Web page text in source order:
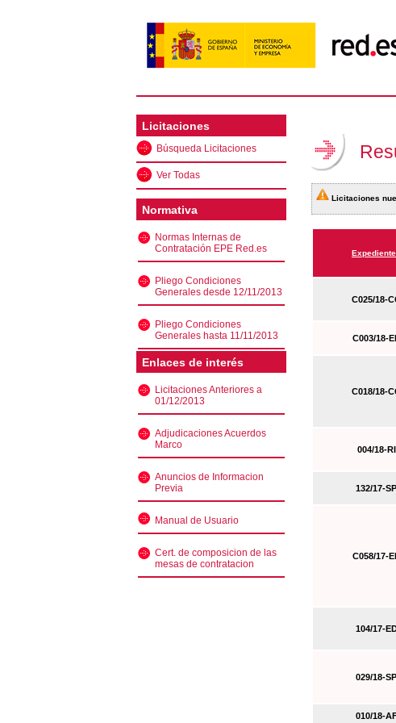
Licitaciones
Búsqueda Licitaciones
Ver Todas
Normativa
Normas Internas de
Contratación EPE Red.es
Pliego Condiciones
Generales desde 12/11/2013
Pliego Condiciones
Generales hasta 11/11/2013
Enlaces de interés
Licitaciones Anteriores a
01/12/2013
Adjudicaciones Acuerdos
Marco
Anuncios de Informacion
Previa
Manual de Usuario
Cert. de composicion de las
mesas de contratacion
Licitaciones
Expediente
C025/18-
C003/18-
C018/18-
004/18-RI
132/17-SP
C058/17-
104/17-
029/18-SP
010/18-